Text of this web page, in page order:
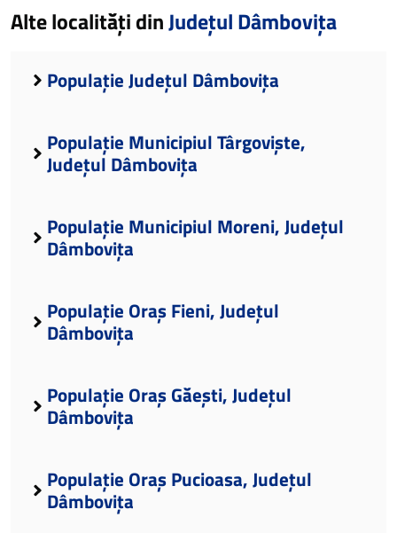
Alte localități dinJudețul Dâmbovița
Populație Județul Dâmbovița
Populație Municipiul Târgoviște,
Județul Dâmbovița
Populație Municipiul Moreni, Județul
Dâmbovița
Populație Oraș Fieni, Județul
Dâmbovița
Populație Oraș Găești, Județul
Dâmbovița
Populație Oraș Pucioasa, Județul
Dâmbovița